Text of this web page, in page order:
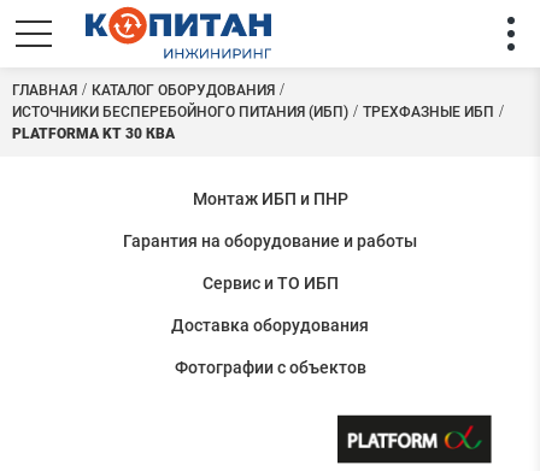
ГЛАВНАЯ
КАТАЛОГ ОБОРУДОВАНИЯ
ИСТОЧНИКИ БЕСПЕРЕБОЙНОГО ПИТАНИЯ (ИБП)
ТРЕХФАЗНЫЕ ИБП
PLATFORMA KT 30 КВА
Монтаж ИБП и ПНР
Гарантия на оборудование и работы
Сервис и ТО ИБП
Доставка оборудования
Фотографии с объектов